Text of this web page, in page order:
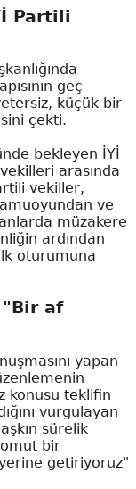
Partili
geç
küçük bir
çekti.
bekleyen İYİ
arasında
vekiller,
ve
müzakere
ardından
oturumuna
"Bir af
yapan
konusu teklifin
vurgulayan
sürelik
bir
getiriyoruz"